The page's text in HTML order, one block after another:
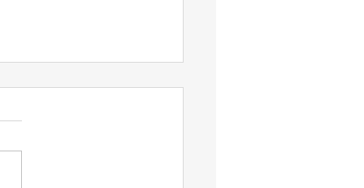
성명] 더불어민주당은
부는 재의를 요구하여